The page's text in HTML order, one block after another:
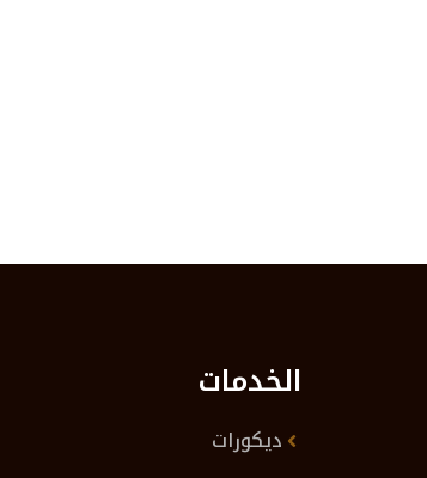
الخدمات
ديكورات